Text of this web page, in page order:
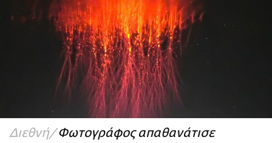
NEWSLETTER
ΜΙΚΡΟΠΡΑΓΜΑΤΑ
THE GOOD LIFO
CITY GUIDE
Διεθνή Φωτογράφος απαθανάτισε